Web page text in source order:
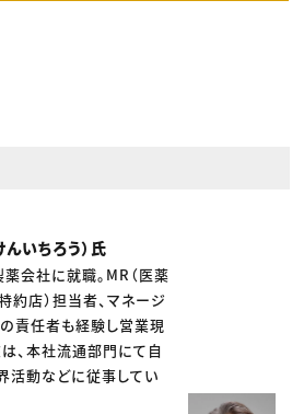
いちろう）氏
会社に就職。MR（医薬
約店）担当者、マネージ
責任者も経験し営業現
、本社流通部門にて自
活動などに従事してい